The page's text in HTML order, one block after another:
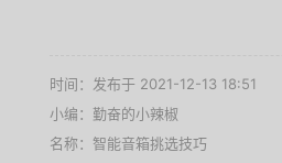
时间：发布于 2021-12-13 18:51
小编：勤奋的小辣椒
名称： 智能音箱挑选技巧